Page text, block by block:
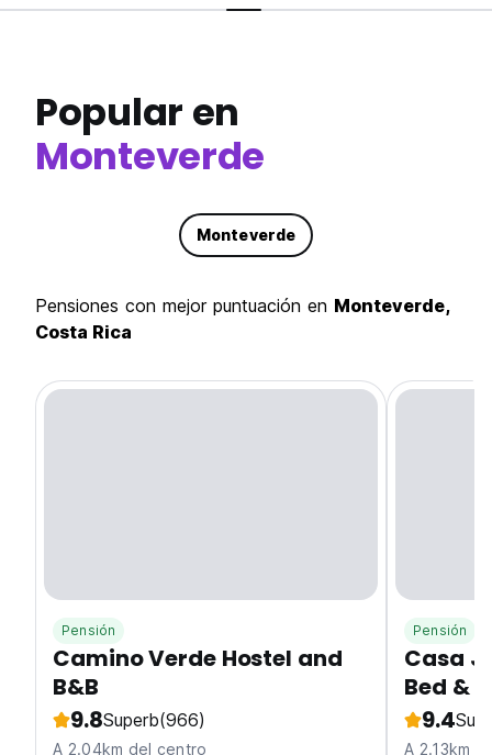
Popular en
Monteverde
Monteverde
pensiones con mejor puntuación en Monteverde,
Costa Rica
Pensión
Camino Verde Hostel and
B&B
9.8Superb(966)
A 2.04km del centro
Pensión
Casa
Bed &
9.4
A 2.13km